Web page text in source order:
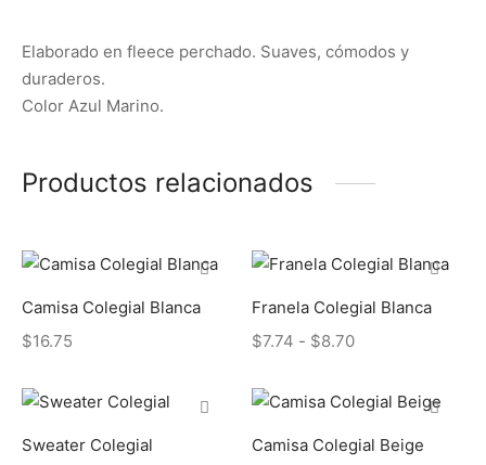
Elaborado en fleece perchado. Suaves, cómodos y
duraderos.
Color Azul Marino.
Productos relacionados
Camisa Colegial Blanca
$16.75
Franela Colegial Blanca
$7.74 - $8.70Rango
precios:
$7.74
Sweater Colegial Camisa Colegial Beige